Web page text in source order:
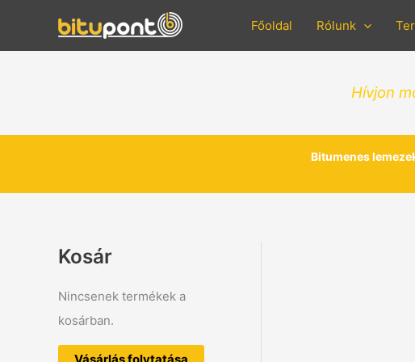
Főoldal Rólunk
Hívjon
Bitumenes
Kosár
Nincsenek termékek a
kosárban.